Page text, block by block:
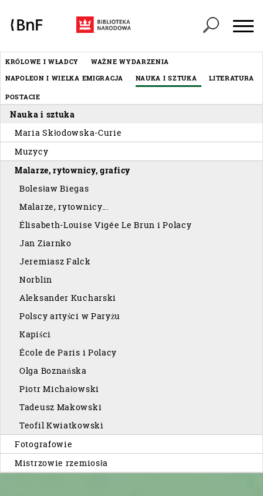
Menu
éditorial
KRÓLOWE I WŁADCY
WAŻNE WYDARZENIA
NAPOLEON I WIELKA EMIGRACJA
NAUKA I SZTUKA LITERATURA
POSTACIE
Nauka i sztuka
Maria Skłodowska-Curie
Muzycy
Malarze, rytownicy, graficy
Bolesław Biegas
Malarze, rytownicy...
Élisabeth-Louise Vigée Le Brun i Polacy
Jan Ziarnko
Jeremiasz Falck
Norblin
Aleksander Kucharski
Polscy artyści w Paryżu
Kapiści
École de Paris i Polacy
Olga Boznańska
Piotr Michałowski
Tadeusz Makowski
Teofil Kwiatkowski
Fotografowie
Mistrzowie rzemiosła